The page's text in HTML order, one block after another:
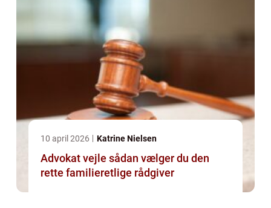
10 april 2026 Katrine Nielsen
Advokat vejle sådan vælger du den
rette familieretlige rådgiver